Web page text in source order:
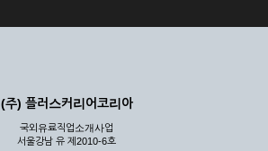
(주) 플러스커리어코리아
국외유료직업소개사업
서울강남 유 제2010-6호